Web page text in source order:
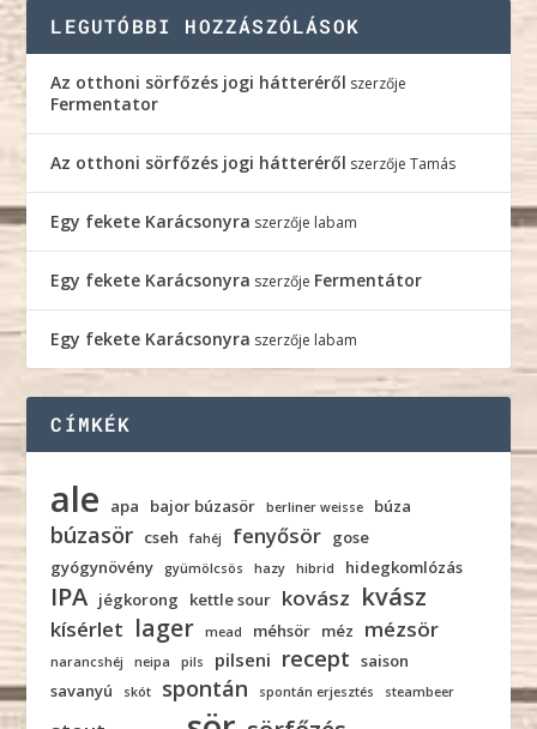
LEGUTÓBBI HOZZÁSZÓLÁSOK
Az otthoni sörfőzés jogi hátteréről szerzője
Fermentator
Az otthoni sörfőzés jogi hátteréről szerzőjeTamás
Egy fekete Karácsonyra szerzője labam
Egy fekete Karácsonyra szerzője Fermentátor
Egy fekete Karácsonyra szerzője labam
CÍMKÉK
ale apa bajor búzasör berliner weisse búza
búzasör cseh fahéj fenyősör gose
gyógynövény
gyümölcsös hazy hibrid hidegkomlózás
IPA jégkorong kettle sour kovász kvász
kísérlet lager mead méhsör méz mézsör
narancshéj neipa pils pilseni recept saison
savanyú
skót spontán spontán erjesztés steambeer